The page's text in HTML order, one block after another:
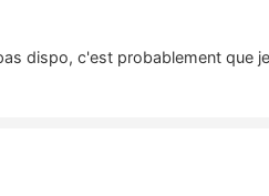
dispo, c'est probablement que